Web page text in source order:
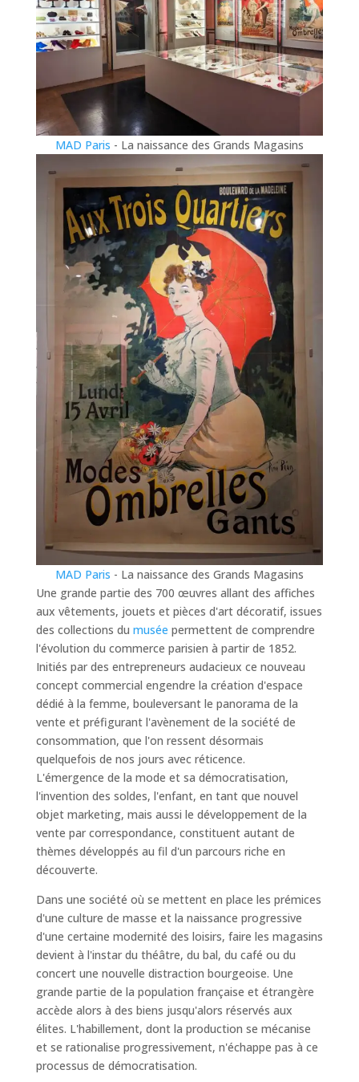
MAD Paris - La naissance des Grands Magasins
MAD Paris - La naissance des Grands Magasins
Une grande partie des 700 œuvres allant des affiches
aux vêtements, jouets et pièces d'art décoratif, issues
des collections du musée permettent de comprendre
l'évolution du commerce parisien à partir de 1852.
Initiés par des entrepreneurs audacieux ce nouveau
concept commercial engendre la création d'espace
dédié à la femme, bouleversant le panorama de la
vente et préfigurant l'avènement de la société de
consommation, que l'on ressent désormais
quelquefois de nos jours avec réticence.
L'émergence de la mode et sa démocratisation,
l'invention des soldes, l'enfant, en tant que nouvel
objet marketing, mais aussi le développement de la
vente par correspondance, constituent autant de
thèmes développés au fil d'un parcours riche en
découverte.
Dans une société où se mettent en place les prémices
d'une culture de masse et la naissance progressive
d'une certaine modernité des loisirs, faire les magasins
devient à l'instar du théâtre, du bal, du café ou du
concert une nouvelle distraction bourgeoise. Une
grande partie de la population française et étrangère
accède alors à des biens jusqu'alors réservés aux
élites. L'habillement, dont la production se mécanise
et se rationalise progressivement, n'échappe pas à ce
processus de démocratisation.